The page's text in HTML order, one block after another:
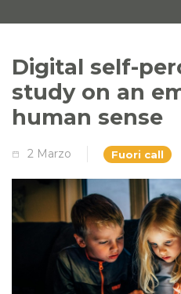
Digital self-
study on an
human sense
2 Marzo Fuori call